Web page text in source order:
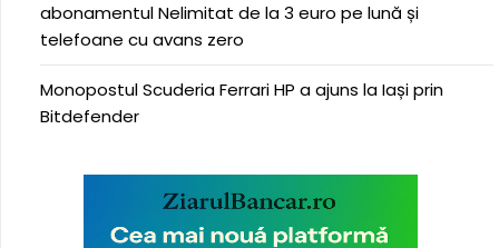
abonamentul Nelimitat de la 3 euro pe lună și
telefoane cu avans zero
Monopostul Scuderia Ferrari HP a ajuns la Iași prin
Bitdefender